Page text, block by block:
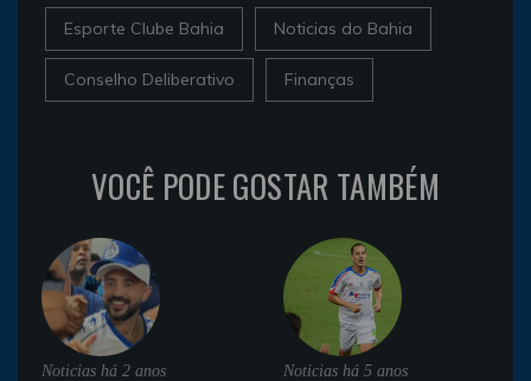
Esporte Clube Bahia Noticias do Bahia
Conselho Deliberativo Finanças
VOCÊ PODE GOSTAR TAMBÉM
Noticias há 2 anos Noticias há 5 anos